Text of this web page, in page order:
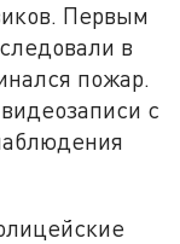
Первым
в
пожар.
с